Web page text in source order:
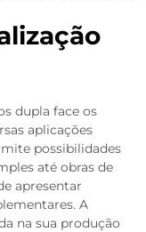
dupla face os
aplicações
possibilidades
até obras de
apresentar
A
na sua produção